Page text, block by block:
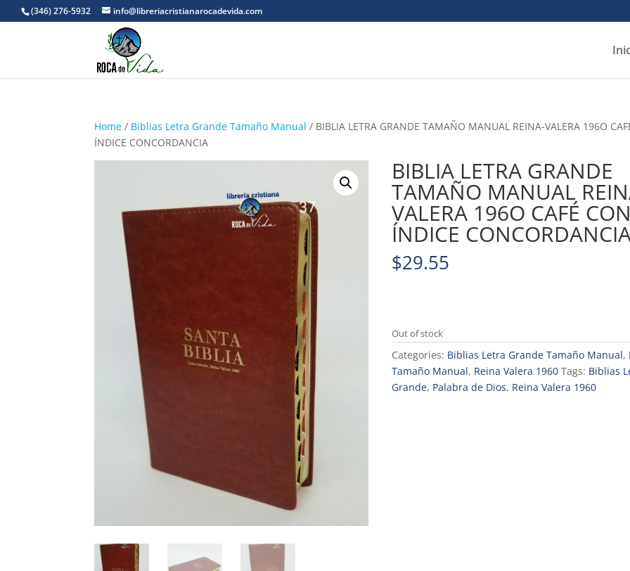
(346) 276-5932 info@libreriacristianarocadevida.com
Home / Biblias Letra Grande Tamaño Manual / BIBLIA LETRA GRANDE TAMAÑO MANUAL REINA-VALERA 196O
ÍNDICE CONCORDANCIA
BIBLIA LETRA GRANDE
TAMAÑO MANUAL
VALERA 196O CAFÉ CON
ÍNDICE
$29.55
Out of stock
Categories: Biblias Letra Grande Tamaño Manual,
Tamaño Manual, Reina Valera 1960 Tags: Biblias
Grande, Palabra de Dios, Reina Valera 1960